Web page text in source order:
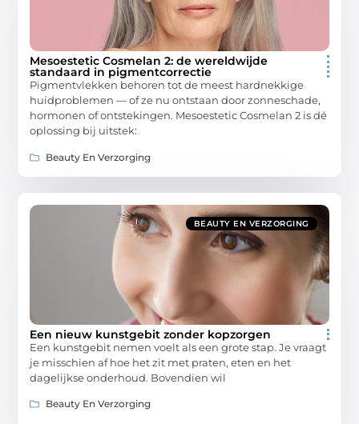
Mesoestetic Cosmelan 2: de wereldwijde
standaard in pigmentcorrectie
Pigmentvlekken behoren tot de meest hardnekkige
huidproblemen — of ze nu ontstaan door zonneschade,
hormonen of ontstekingen. Mesoestetic Cosmelan 2 is dé
oplossing bij uitstek:
Beauty En Verzorging
BEAUTY EN VERZORGING
Een nieuw kunstgebit zonder kopzorgen
Een kunstgebit nemen voelt als een grote stap. Je vraagt
je misschien af hoe het zit met praten, eten en het
dagelijkse onderhoud. Bovendien wil
Beauty En Verzorging